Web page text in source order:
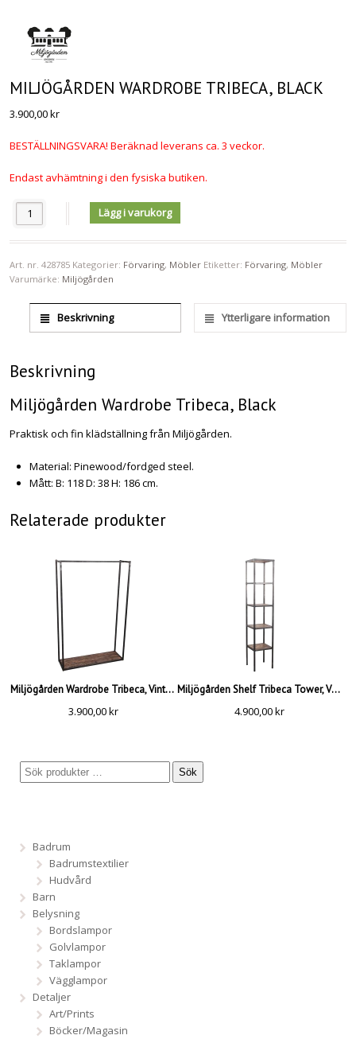
MILJÖGÅRDEN WARDROBE TRIBECA, BLACK
3.900,00kr
BESTÄLLNINGSVARA! Beräknad leverans ca. 3 veckor.
Endast avhämtning i den fysiska butiken.
Antal Lägg i varukorg
Art. nr.428785 Kategorier: Förvaring, Möbler Etiketter: Förvaring, Möbler
Varumärke: Miljögården
Beskrivning Ytterligare information
Beskrivning
Miljögården Wardrobe Tribeca, Black
Praktisk och fin klädställning från Miljögården.
Material: Pinewood/fordged steel.
Mått: B: 118 D: 38 H: 186 cm.
Relaterade produkter
Miljögården Wardrobe Tribeca, Vintage Brown
3.900,00kr
Miljögården Shelf Tribeca Tower, Vintage Brown
4.900,00kr
Sök
Badrum
Badrumstextilier
Hudvård
Barn
Belysning
Bordslampor
Golvlampor
Taklampor
Vägglampor
Detaljer
Art/Prints
Böcker/Magasin